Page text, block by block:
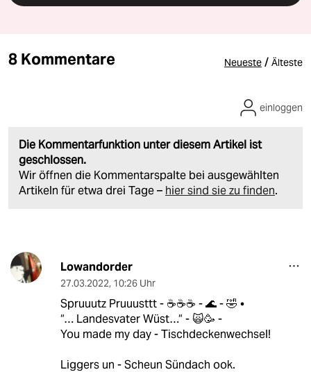
8 Kommentare Neueste / Älteste
Die Kommentarfunktion unter diesem Artikel ist
geschlossen.
Wir öffnen die Kommentarspalte bei ausgewählten
Artikeln für etwa drei Tage – hier sind sie zu finden.
einloggen
Lowandorder
27.03.2022, 10:26 Uhr
Spruuutz Pruuusttt - ☕️☕️☕️ - 🌊 - 🤣 •
“… Landesvater Wüst…“ - 🙀🥳 -
You made my day - Tischdeckenwechsel!
Liggers un - Scheun Sündach ook.